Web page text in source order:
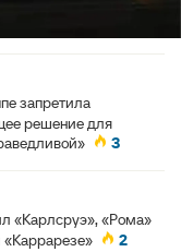
запретила
решение для
3
«Карлсруэ», «Рома»
2